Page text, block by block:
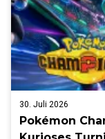
30. Juli 2026
Pokémon